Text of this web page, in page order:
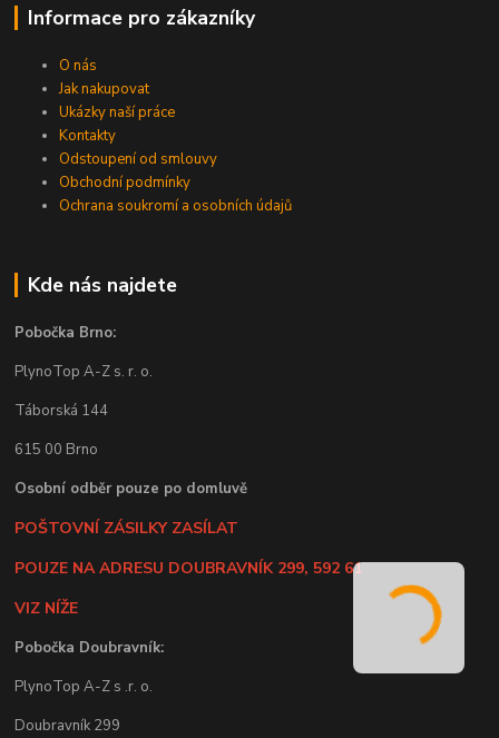
Informace pro zákazníky
O nás
Jak nakupovat
Ukázky naší práce
Kontakty
Odstoupení od smlouvy
Obchodní podmínky
Ochrana soukromí a osobních údajů
Kde nás najdete
Pobočka Brno:
PlynoTop A-Z s. r. o.
Táborská 144
615 00 Brno
Osobní odběr pouze po domluvě
POŠTOVNÍ ZÁSILKY ZASÍLAT
POUZE NA ADRESU DOUBRAVNÍK 299, 592 61
VIZ NÍŽE
Pobočka Doubravník:
PlynoTop A-Z s .r. o.
Doubravník 299